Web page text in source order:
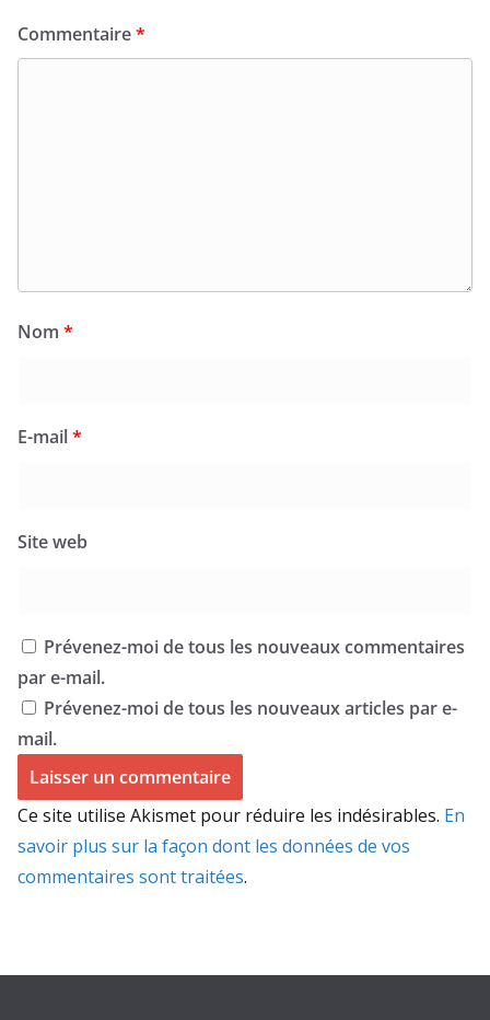
Commentaire*
Nom *
E-mail*
Site web
Prévenez-moi de tous les nouveaux commentaires
par e-mail.
Prévenez-moi de tous les nouveaux articles par e-
mail.
Ce site utilise Akismet pour réduire les indésirables. En
savoir plus sur la façon dont les données de vos
commentaires sont traitées.